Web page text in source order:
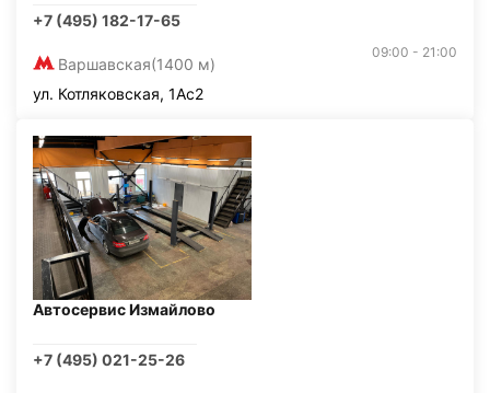
+7 (495) 182-17-65
Варшавская(1400 м)
09:00 - 21:00
ул. Котляковская, 1Ас2
Автосервис Измайлово
+7 (495) 021-25-26